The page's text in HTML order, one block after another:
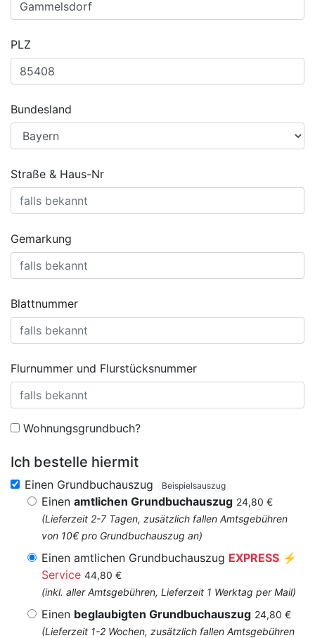
PLZ
Bundesland
Straße & Haus-Nr
Gemarkung
Blattnummer
Flurnummer und Flurstücksnummer
Wohnungsgrundbuch?
Ich bestelle hiermit
Einen Grundbuchauszug Beispielsauszug
Einen amtlichen Grundbuchauszug 24,80 €
(Lieferzeit 2-7 Tagen, zusätzlich fallen Amtsgebühren
von 10€ pro Grundbuchauszug an)
Einen amtlichen Grundbuchauszug EXPRESS ⚡
Service 44,80 €
(inkl. aller Amtsgebühren, Lieferzeit 1 Werktag per Mail)
Einen beglaubigten Grundbuchauszug 24,80 €
(Lieferzeit 1-2 Wochen, zusätzlich fallen Amtsgebühren